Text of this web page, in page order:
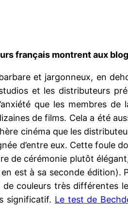
français montrent aux
et jargonneux, en
et les distributeurs
que les membres
de films. Cela a été
cinéma que les
d’entre eux. Cette foule
de cérémonie plutôt
est à sa seconde édition).
couleurs très différentes
significatif. Le test de